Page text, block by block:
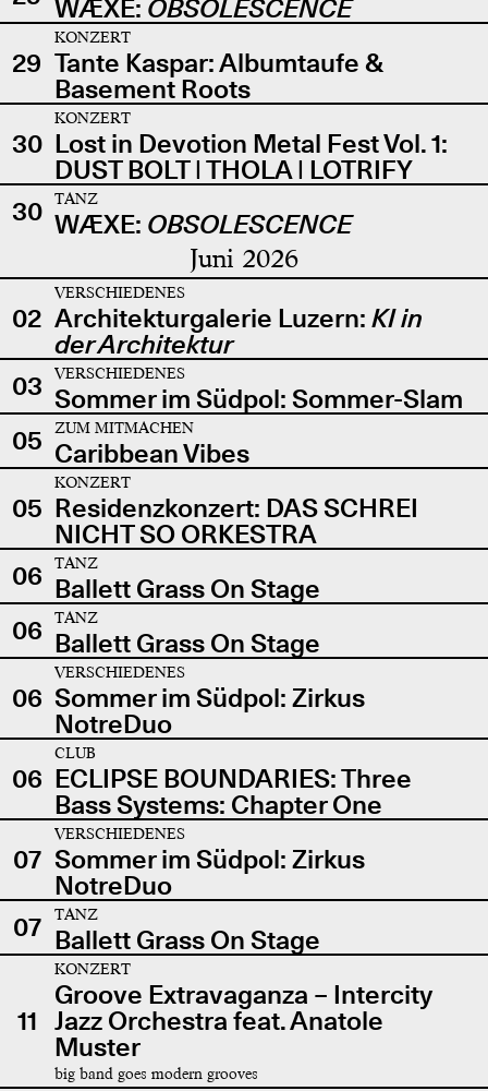
WÆXE: OBSOLESCENCE
29
KONZERT
Tante Kaspar: Albumtaufe &
Basement Roots
30
KONZERT
Lost in Devotion Metal Fest Vol. 1:
DUST BOLT | THOLA | LOTRIFY
30
TANZ
WÆXE: OBSOLESCENCE
Juni 2026
02
VERSCHIEDENES
Architekturgalerie Luzern: KI in
der Architektur
03
VERSCHIEDENES
Sommer im Südpol: Sommer-Slam
05
ZUM MITMACHEN
Caribbean Vibes
05
KONZERT
Residenzkonzert: DAS SCHREI
NICHT SO ORKESTRA
06
TANZ
Ballett Grass On Stage
06
TANZ
Ballett Grass On Stage
06
VERSCHIEDENES
Sommer im Südpol: Zirkus
NotreDuo
06
CLUB
ECLIPSE BOUNDARIES: Three
Bass Systems: Chapter One
07
VERSCHIEDENES
Sommer im Südpol: Zirkus
NotreDuo
07
TANZ
Ballett Grass On Stage
11
KONZERT
Groove Extravaganza – Intercity
Jazz Orchestra feat. Anatole
Muster
big band goes modern grooves